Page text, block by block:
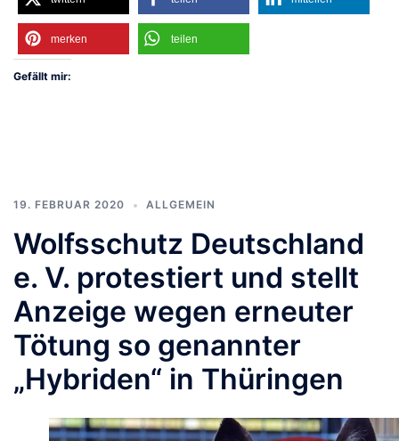
merken teilen
Gefällt mir:
19. FEBRUAR 2020 ALLGEMEIN
Wolfsschutz Deutschland
e. V. protestiert und stellt
Anzeige wegen erneuter
Tötung so genannter
„Hybriden“ in Thüringen